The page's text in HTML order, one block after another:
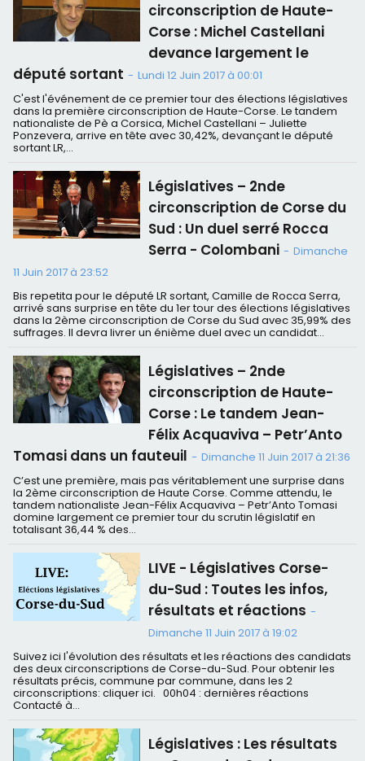
circonscription de Haute-
Corse : Michel Castellani
devance largement le
député sortant - Lundi 12 Juin 2017 à 00:01
C'est l'événement de ce premier tour des élections législatives
dans la première circonscription de Haute-Corse. Le tandem
nationaliste de Pè a Corsica, Michel Castellani – Juliette
Ponzevera, arrive en tête avec 30,42%, devançant le député
sortant LR,...
Législatives – 2nde
circonscription de Corse du
Sud : Un duel serré Rocca
Serra - Colombani - Dimanche
11 Juin 2017 à 23:52
Bis repetita pour le député LR sortant, Camille de Rocca Serra,
arrivé sans surprise en tête du 1er tour des élections législatives
dans la 2ème circonscription de Corse du Sud avec 35,99% des
suffrages. Il devra livrer un énième duel avec un candidat...
Législatives – 2nde
circonscription de Haute-
Corse : Le tandem Jean-
Félix Acquaviva – Petr’Anto
Tomasi dans un fauteuil - Dimanche 11 Juin 2017 à 21:36
C’est une première, mais pas véritablement une surprise dans
la 2ème circonscription de Haute Corse. Comme attendu, le
tandem nationaliste Jean-Félix Acquaviva – Petr’Anto Tomasi
domine largement ce premier tour du scrutin législatif en
totalisant 36,44 % des...
LIVE - Législatives Corse-
du-Sud : Toutes les infos,
résultats et réactions -
Dimanche 11 Juin 2017 à 19:02
Suivez ici l'évolution des résultats et les réactions des candidats
des deux circonscriptions de Corse-du-Sud. Pour obtenir les
résultats précis, commune par commune, dans les 2
circonscriptions: cliquer ici. 00h04 : dernières réactions ​
Contacté à...
Législatives : Les résultats